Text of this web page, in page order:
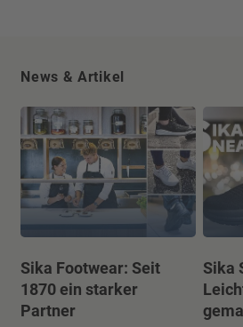
News & Artikel
Sika Footwear: Seit
1870 ein starker
Partner
Sika